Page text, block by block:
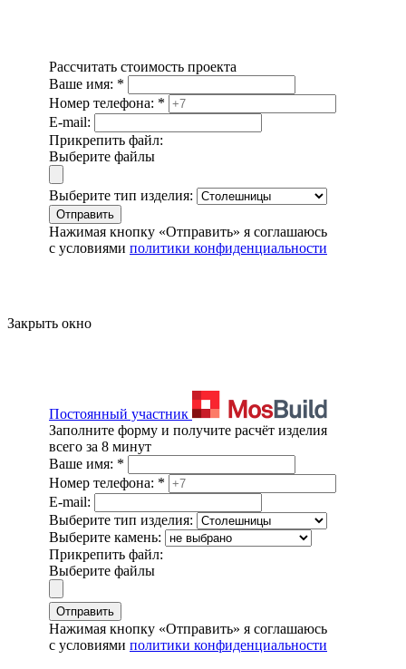
Рассчитать стоимость проекта
Ваше имя: *
Номер телефона: *
E-mail:
Прикрепить файл:
Выберите файлы
Выберите тип изделия:
Отправить
Нажимая кнопку «Отправить» я соглашаюсь
с условиями политики конфиденциальности
Закрыть окно
Постоянный участник
Заполните форму и получите расчёт изделия
всего за 8 минут
Ваше имя: *
Номер телефона: *
E-mail:
Выберите тип изделия:
Выберите камень:
Прикрепить файл:
Выберите файлы
Отправить
Нажимая кнопку «Отправить» я соглашаюсь
с условиями политики конфиденциальности